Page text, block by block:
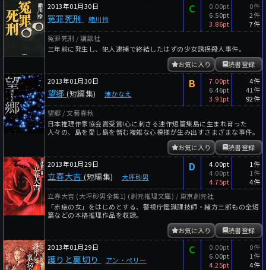
2013年01月30日
冤罪死刑 緒川怜
C
0.00pt
6.50pt
3.86pt
0件
2件
7件
冤罪死刑 / 講談社
三年前に発生し、犯人逮捕で終結したはずの少女誘拐殺人事件。
読書登録
お気に入り
2013年01月30日
望郷 (短編集) 湊かなえ
B
7.00pt
6.46pt
3.91pt
4件
41件
92件
望郷 / 文藝春秋
日本推理作家協会賞受賞!心に刺さる連作短篇集島に生まれ育った
人々の、島を愛し島を憎む複雑な心模様が生み出すさまざまな事件。
読書登録
お気に入り
2013年01月29日
立春大吉 (短編集) 大坪砂男
D
4.00pt
4.00pt
4.75pt
1件
1件
4件
立春大吉 (大坪砂男全集1) (創元推理文庫) / 東京創元社
「赤痣の女」をはじめとする、警視庁鑑識課技師・緒方三郎もの全短
篇などの本格推理作品を収録。
読書登録
お気に入り
2013年01月29日
護りと裏切り アン・ペリー
C
0.00pt
6.00pt
4.25pt
0件
1件
4件